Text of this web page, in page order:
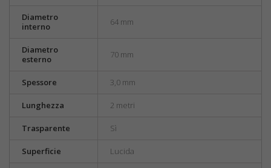
Diametro
interno
64 mm
Diametro
esterno
70 mm
Spessore 3,0 mm
Lunghezza 2 metri
Trasparente Sì
Superficie Lucida